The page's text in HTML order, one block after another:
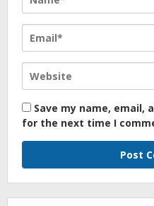
Save my name, email,
for the next time I